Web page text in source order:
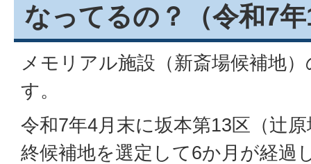
なってるの？（令和7
メモリアル施設（新斎場候補地
す。
令和7年4月末に坂本第13区（辻
終候補地を選定して6か月が経過